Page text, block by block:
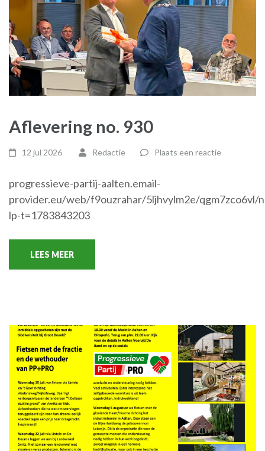
Aflevering no. 930
12 jul 2026 Redactie Plaats een reactie
progressieve-partij-aalten.email-
provider.eu/web/f9ouzrahar/5ljhvylm2e/qgm7zco6vl/
lp-t=1783843203
LEES MEER